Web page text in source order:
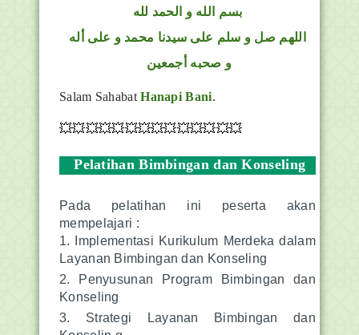
بسم الله و الحمد لله
اللهم صل و سلم على سيدنا محمد و على أله
و صحبه أجمعين
Salam SahabatHanapi Bani.
💥💥💥💥💥💥💥💥💥💥💥💥💥💥
Pelatihan Bimbingan dan Konseling
Pada pelatihan ini peserta akan
mempelajari :
Implementasi Kurikulum Merdeka dalam
Layanan Bimbingan dan Konseling
Penyusunan Program Bimbingan dan
Konseling
Strategi Layanan Bimbingan dan